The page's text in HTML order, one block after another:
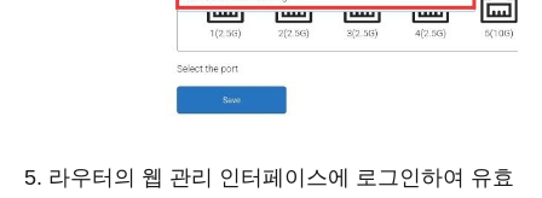
5. 라우터의 웹 관리 인터페이스에 로그인하여 유효